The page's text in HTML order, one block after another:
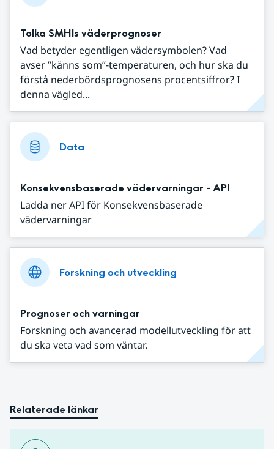
Tolka SMHIs väderprognoser
Vad betyder egentligen vädersymbolen? Vad
avser ”känns som”-temperaturen, och hur ska du
förstå nederbördsprognosens procentsiffror? I
denna vägled...
Data
Konsekvensbaserade vädervarningar - API
Ladda ner API för Konsekvensbaserade
vädervarningar
Forskning och utveckling
Prognoser och varningar
Forskning och avancerad modellutveckling för att
du ska veta vad som väntar.
Relaterade länkar